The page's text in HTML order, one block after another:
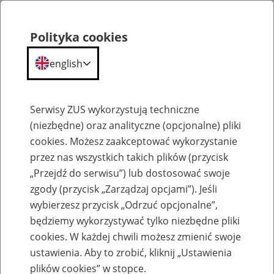
Szkolenia
Zaproś ZUS do siebie: Aktywni 50+
Polityka cookies
english
Serwisy ZUS wykorzystują techniczne
(niezbędne) oraz analityczne (opcjonalne) pliki
cookies. Możesz zaakceptować wykorzystanie
przez nas wszystkich takich plików (przycisk
„Przejdź do serwisu”) lub dostosować swoje
zgody (przycisk „Zarządzaj opcjami”). Jeśli
wybierzesz przycisk „Odrzuć opcjonalne”,
będziemy wykorzystywać tylko niezbędne pliki
cookies. W każdej chwili możesz zmienić swoje
ustawienia. Aby to zrobić, kliknij „Ustawienia
plików cookies” w stopce.